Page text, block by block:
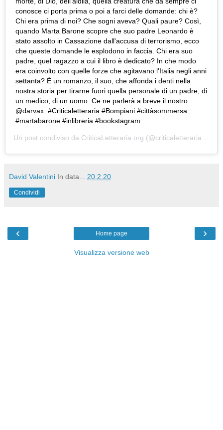
conosce ci porta prima o poi a farci delle domande: chi è?
Chi era prima di noi? Che sogni aveva? Quali paure? Così,
quando Marta Barone scopre che suo padre Leonardo è
stato assolto in Cassazione dall'accusa di terrorismo, ecco
che queste domande le esplodono in faccia. Chi era suo
padre, quel ragazzo a cui il libro è dedicato? In che modo
era coinvolto con quelle forze che agitavano l'Italia negli anni
settanta? È un romanzo, il suo, che affonda i denti nella
nostra storia per tirarne fuori quella personale di un padre, di
un medico, di un uomo. Ce ne parlerà a breve il nostro
@darvax. #Criticaletteraria #Bompiani #cittàsommersa
#martabarone #inlibreria #bookstagram
Un post condiviso da CriticaLetteraria.org (@criticaletteraria) in data:
David Valentini In data... 20.2.20
Condividi
‹ ›
Home page
Visualizza versione web